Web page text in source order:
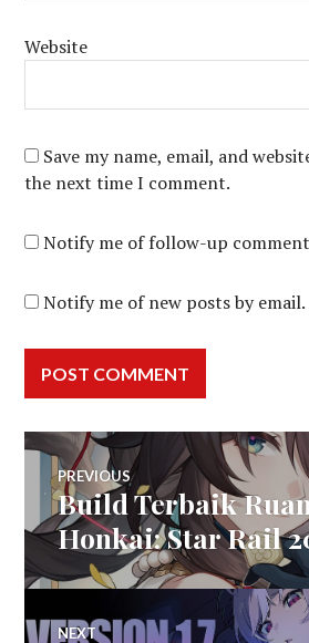
Website
Save my name, email, and
the next time I comment.
Notify me of follow-up
Notify me of new posts by email.
Post
navigation
PREVIOUS
Previous
post:
Build Terbaik
Honkai: Star Rail
NEXT